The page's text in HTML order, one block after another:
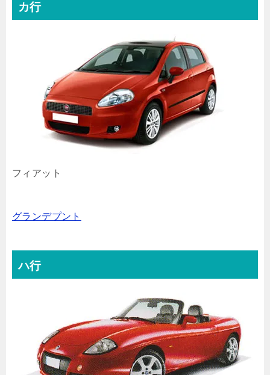
カ行
フィアット
グランデプント
ハ行